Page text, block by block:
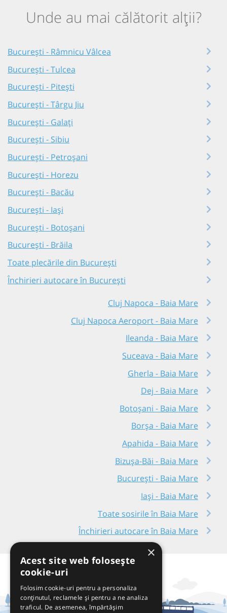
Unde au mai călătorit alții?
București - Râmnicu Vâlcea
București - Tulcea
București - Pitești
București - Târgu Jiu
București - Galați
București - Sibiu
București - Petroșani
București - Horezu
București - Bacău
București - Iași
București - Botoșani
București - Brăila
Toate plecările din București
Închirieri autocare în București
Cluj Napoca - Baia Mare
Cluj Napoca Aeroport - Baia Mare
Ileanda - Baia Mare
Suceava - Baia Mare
Gherla - Baia Mare
Dej - Baia Mare
Botoșani - Baia Mare
Borșa - Baia Mare
Apahida - Baia Mare
Bizușa-Băi - Baia Mare
București - Baia Mare
Iași - Baia Mare
Toate sosirile în Baia Mare
Închirieri autocare în Baia Mare
×
Acest site web folosește
cookie-uri
Folosim cookie-uri pentru a personaliza
conținutul, reclamele și pentru a ne analiza
traficul. De asemenea, împărtășim